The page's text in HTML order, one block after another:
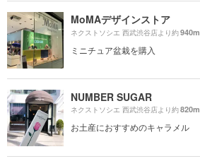
MoMAデザインストア
ネクストソシエ 西武渋谷店より約940m
ミニチュア盆栽を購入
NUMBER SUGAR
ネクストソシエ 西武渋谷店より約820m
お土産におすすめのキャラメル